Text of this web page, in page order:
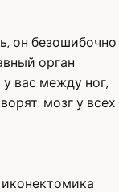
он безошибочно
орган
вас между ног,
мозг у всех